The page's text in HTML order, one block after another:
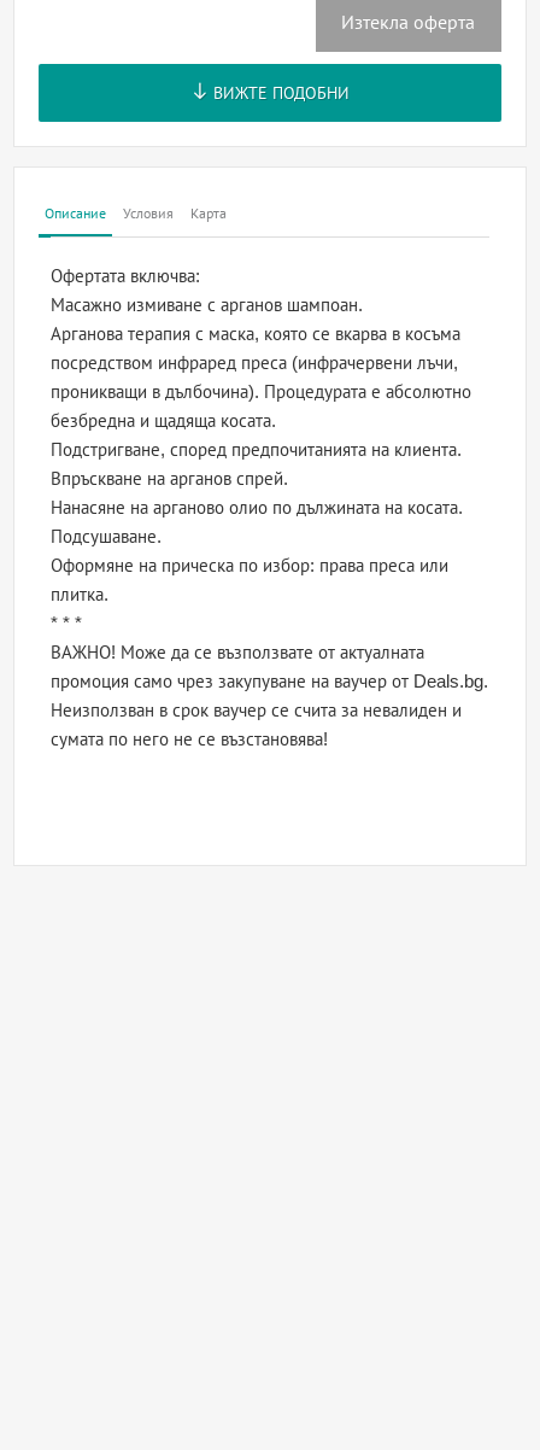
Изтекла оферта
ВИЖТЕ ПОДОБНИ
Описание Условия Карта
Офертата включва:
Масажно измиване с арганов шампоан.
Арганова терапия с маска, която се вкарва в косъма
посредством инфраред преса (инфрачервени лъчи,
проникващи в дълбочина). Процедурата е абсолютно
безбредна и щадяща косата.
Подстригване, според предпочитанията на клиента.
Впръскване на арганов спрей.
Нанасяне на арганово олио по дължината на косата.
Подсушаване.
Оформяне на прическа по избор: права преса или
плитка.
* * *
ВАЖНО! Може да се възползвате от актуалната
промоция само чрез закупуване на ваучер от Deals.bg.
Неизползван в срок ваучер се счита за невалиден и
сумата по него не се възстановява!